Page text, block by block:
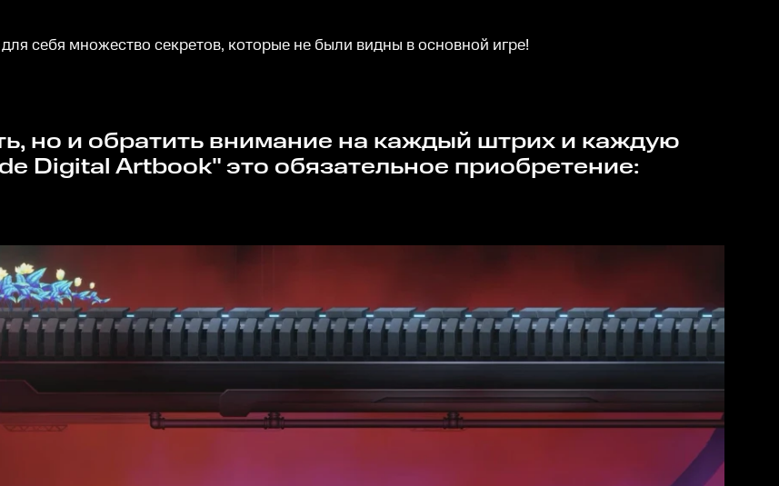
себя множество секретов, которые не были видны в основной игре!
Digital Artbook" это обязательное приобретение: